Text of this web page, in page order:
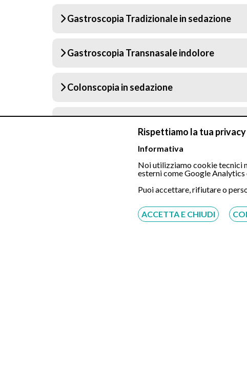
Rispettiamo la tua privacy
Informativa
Noi utilizziamo cookie tecnici
esterni come Google
Puoi accettare, rifiutare o
ACCETTA E CHIUDI
Gastroscopia Tradizionale in sedazione
Gastroscopia Transnasale indolore
Colonscopia in sedazione
* Polipo di piccola/media dimensione. Nel prezzo è
Colonscopia con musectomia costo 800-850 €
N.B. servizio gratuito offerto da Eccellenza
comunicare o far comunicare la richiesta di
prenotazione. Il pagamento della prestazione